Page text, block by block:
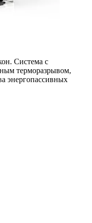
Система с
терморазрывом,
энергопассивных